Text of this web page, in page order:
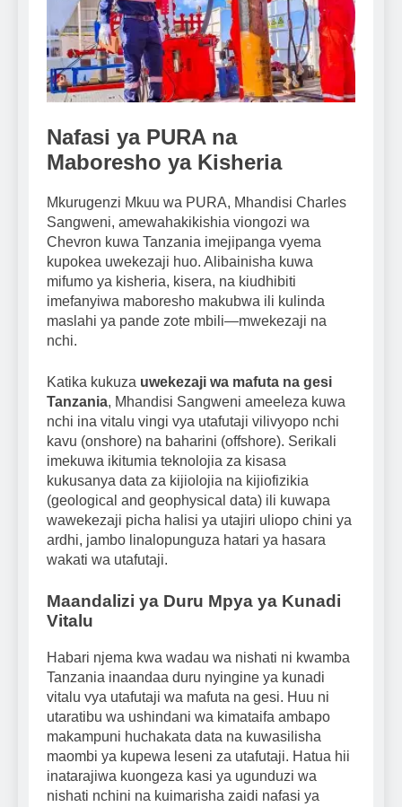
Nafasi ya PURA na
Maboresho ya Kisheria
Mkurugenzi Mkuu wa PURA, Mhandisi Charles
Sangweni, amewahakikishia viongozi wa
Chevron kuwa Tanzania imejipanga vyema
kupokea uwekezaji huo. Alibainisha kuwa
mifumo ya kisheria, kisera, na kiudhibiti
imefanyiwa maboresho makubwa ili kulinda
maslahi ya pande zote mbili—mwekezaji na
nchi.
Katika kukuza uwekezaji wa mafuta na gesi
Tanzania, Mhandisi Sangweni ameeleza kuwa
nchi ina vitalu vingi vya utafutaji vilivyopo nchi
kavu (onshore) na baharini (offshore). Serikali
imekuwa ikitumia teknolojia za kisasa
kukusanya data za kijiolojia na kijiofizikia
(geological and geophysical data) ili kuwapa
wawekezaji picha halisi ya utajiri uliopo chini ya
ardhi, jambo linalopunguza hatari ya hasara
wakati wa utafutaji.
Maandalizi ya Duru Mpya ya Kunadi
Vitalu
Habari njema kwa wadau wa nishati ni kwamba
Tanzania inaandaa duru nyingine ya kunadi
vitalu vya utafutaji wa mafuta na gesi. Huu ni
utaratibu wa ushindani wa kimataifa ambapo
makampuni huchakata data na kuwasilisha
maombi ya kupewa leseni za utafutaji. Hatua hii
inatarajiwa kuongeza kasi ya ugunduzi wa
nishati nchini na kuimarisha zaidi nafasi ya